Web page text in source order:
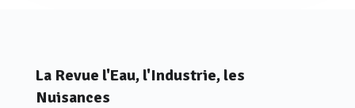
La Revue l'Eau, l'Industrie, les
Nuisances